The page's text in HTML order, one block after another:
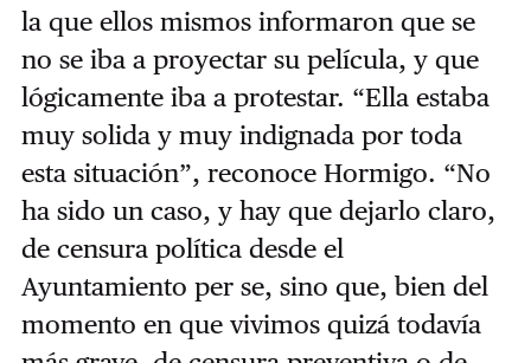
la que ellos mismos informaron que se
no se iba a proyectar su película, y que
lógicamente iba a protestar. “Ella estaba
muy solida y muy indignada por toda
esta situación”, reconoce Hormigo. “No
ha sido un caso, y hay que dejarlo claro,
de censura política desde el
Ayuntamiento per se, sino que, bien del
momento en que vivimos quizá todavía